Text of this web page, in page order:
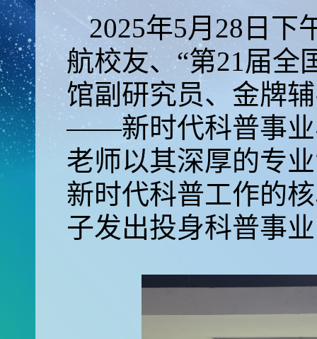
2025年5月28日下
航校友、“第21届全
馆副研究员、金牌
——新时代科普事业
老师以其深厚的专
新时代科普工作的
子发出投身科普事